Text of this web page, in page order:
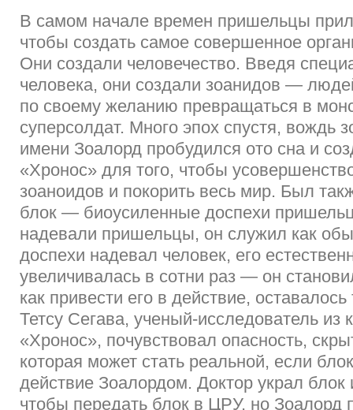
В самом начале времен пришельцы
чтобы создать самое совершенное
Они создали человечество. Введя
человека, они создали зоанидов —
по своему желанию превращаться в
суперсолдат. Много эпох спустя, вождь
имени Зоалорд пробудился ото сна и
«Хронос» для того, чтобы
зоаноидов и покорить весь мир. Был
блок — биоусиленные доспехи
надевали пришельцы, он служил как
доспехи надевал человек, его
увеличивалась в сотни раз — он
как привести его в действие,
Тетсу Сегава, ученый-исследователь из
«Хронос», почувствовал опасность,
которая может стать реальной, если
действие Зоалордом. Доктор украл
чтобы передать блок в ЦРУ, но Зоалорд